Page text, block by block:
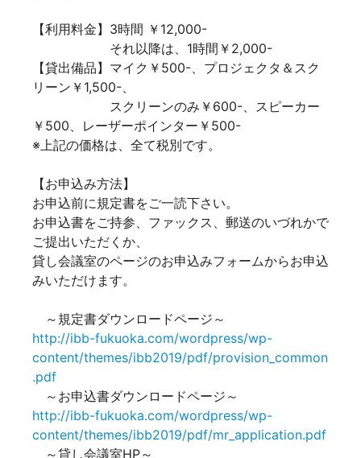
【利用料金】3時間 ￥12,000-
それ以降は、1時間￥2,000-
【貸出備品】マイク￥500-、プロジェクタ＆スク
リーン￥1,500-、
スクリーンのみ￥600-、スピーカー
￥500、レーザーポインター￥500-
※上記の価格は、全て税別です。
【お申込み方法】
お申込前に規定書をご一読下さい。
お申込書をご持参、ファックス、郵送のいづれかで
ご提出いただくか、
貸し会議室のページのお申込みフォームからお申込
みいただけます。
～規定書ダウンロードページ～
http://ibb-fukuoka.com/wordpress/wp-
content/themes/ibb2019/pdf/provision_common
.pdf
～お申込書ダウンロードページ～
http://ibb-fukuoka.com/wordpress/wp-
content/themes/ibb2019/pdf/mr_application.pdf
～貸し会議室HP～